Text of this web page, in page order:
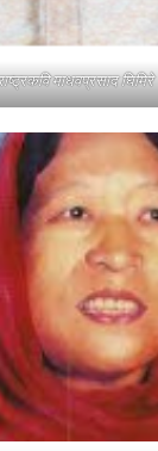
माधवप्रसाद घिमिरे